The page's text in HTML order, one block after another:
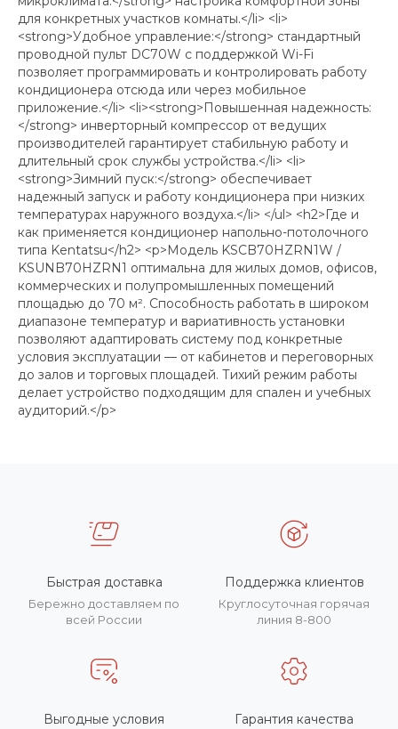
для конкретных участков комнаты.</li> <li>
<strong>Удобное управление:</strong> стандартный
проводной пульт DC70W с поддержкой Wi-Fi
позволяет программировать и контролировать работу
кондиционера отсюда или через мобильное
приложение.</li> <li><strong>Повышенная надежность:
</strong> инверторный компрессор от ведущих
производителей гарантирует стабильную работу и
длительный срок службы устройства.</li> <li>
<strong>Зимний пуск:</strong> обеспечивает
надежный запуск и работу кондиционера при низких
температурах наружного воздуха.</li> </ul> <h2>Где и
как применяется кондиционер напольно-потолочного
типа Kentatsu</h2> <p>Модель KSCB70HZRN1W /
KSUNB70HZRN1 оптимальна для жилых домов, офисов,
коммерческих и полупромышленных помещений
площадью до 70 м². Способность работать в широком
диапазоне температур и вариативность установки
позволяют адаптировать систему под конкретные
условия эксплуатации — от кабинетов и переговорных
до залов и торговых площадей. Тихий режим работы
делает устройство подходящим для спален и учебных
аудиторий.</p>
Быстрая доставка
Бережно доставляем по
всей России
Поддержка клиентов
Круглосуточная горячая
линия 8-800
Выгодные условия Гарантия качества